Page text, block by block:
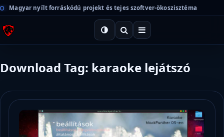
Magyar nyílt forráskódú projekt és tejes szoftver-ökoszisztéma
Download Tag: karaoke lejátszó